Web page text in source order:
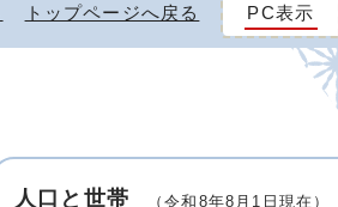
トップページへ戻る PC表示
人口と世帯 （令和8年8月1日現在）